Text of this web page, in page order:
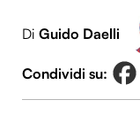
Di Guido Daelli